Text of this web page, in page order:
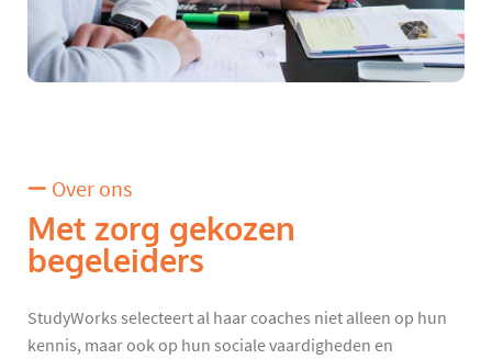
Over ons
Met zorg gekozen
begeleiders
StudyWorks selecteert al haar coaches niet alleen op hun
kennis, maar ook op hun sociale vaardigheden en